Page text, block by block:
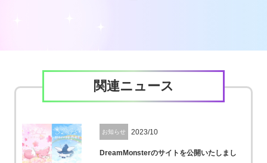
関連ニュース
お知らせ 2023/10
DreamMonsterのサイトを公開いたしまし